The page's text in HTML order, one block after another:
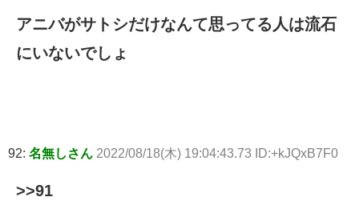
アニバがサトシだけなんて思ってる人は流石
にいないでしょ
92: 名無しさん 2022/08/18(木) 19:04:43.73 ID:+kJQxB7F0
>>91